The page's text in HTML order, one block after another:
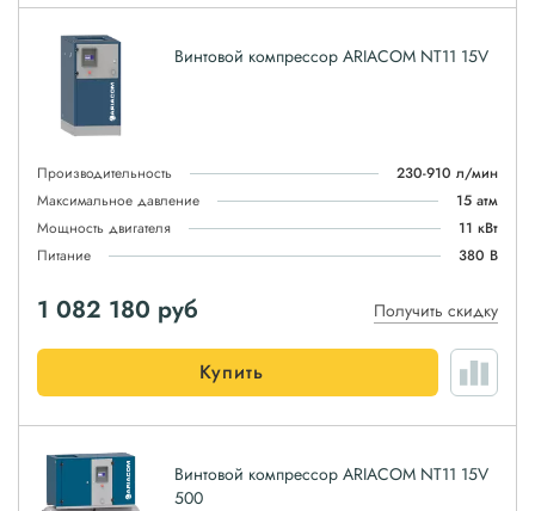
Винтовой компрессор ARIACOM NT11 15V
Производительность
230-910 л/мин
Максимальное давление
15 атм
Мощность двигателя
11 кВт
Питание
380 В
1 082 180 руб Получить скидку
Купить
Винтовой компрессор ARIACOM NT11 15V
500